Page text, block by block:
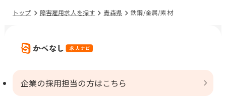
トップ 障害雇用求人を探す 青森県 鉄鋼/金属/素材
企業の採用担当の方はこちら